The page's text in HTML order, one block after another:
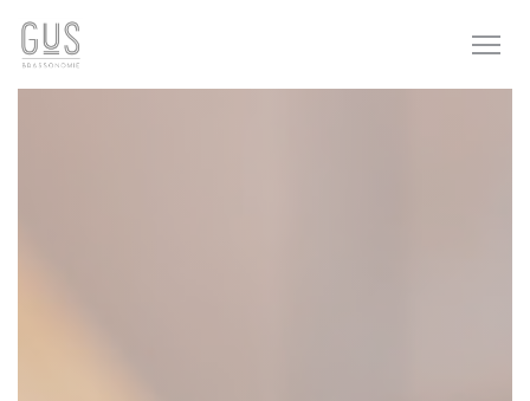
Painel de Gerenciamento de Cookies